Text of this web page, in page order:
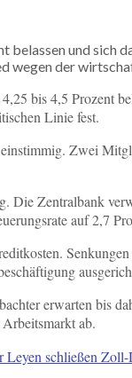
und sich
wegen der
bis 4,5 Prozent
Linie fest.
Zwei
Zentralbank
auf 2,7
erwarten bis
ab.
Leyen schließen Zoll-